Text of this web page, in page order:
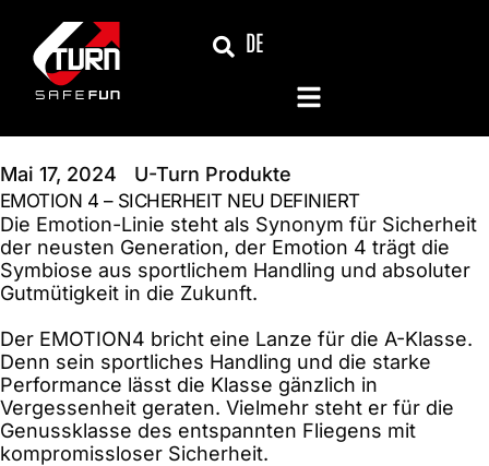
Inhalt
springen
DE
Mai 17, 2024 U-Turn Produkte
EMOTION 4 – SICHERHEIT NEU DEFINIERT
Die Emotion-Linie steht als Synonym für Sicherheit
der neusten Generation, der Emotion 4 trägt die
Symbiose aus sportlichem Handling und absoluter
Gutmütigkeit in die Zukunft.
Der EMOTION4 bricht eine Lanze für die A-Klasse.
Denn sein sportliches Handling und die starke
Performance lässt die Klasse gänzlich in
Vergessenheit geraten. Vielmehr steht er für die
Genussklasse des entspannten Fliegens mit
kompromissloser Sicherheit.